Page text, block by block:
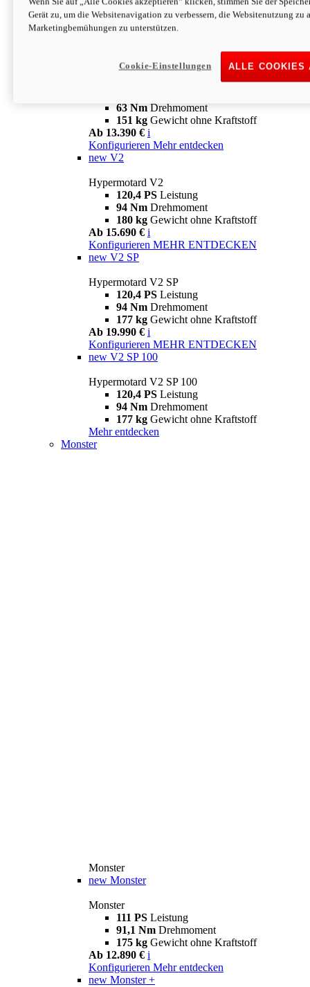
63 NmDrehmoment
151 kgGewicht ohne Kraftstoff
Ab 13.890 € i
63 Nm Drehmoment
151 kg Gewicht ohne Kraftstoff
Ab 13.390 € i
Konfigurieren Mehr entdecken
new V2
Hypermotard V2
120,4 PS Leistung
94 Nm Drehmoment
180 kg Gewicht ohne Kraftstoff
Ab 15.690 € i
Konfigurieren MEHR ENTDECKEN
new V2 SP
Hypermotard V2 SP
120,4 PS Leistung
94 Nm Drehmoment
177 kg Gewicht ohne Kraftstoff
Ab 19.990 € i
Konfigurieren MEHR ENTDECKEN
new V2 SP 100
Hypermotard V2 SP 100
120,4 PS Leistung
94 Nm Drehmoment
177 kg Gewicht ohne Kraftstoff
Mehr entdecken
Monster
Monster
new Monster
Monster
111 PS Leistung
91,1 Nm Drehmoment
175 kg Gewicht ohne Kraftstoff
Ab 12.890 € i
Konfigurieren Mehr entdecken
new Monster +
Gerät zu, um die Websitenavigation zu verbessern, die Websitenutzung zu
Marketingbemühungen zu unterstützen.
ALLE COOKIES
Cookie-Einstellungen